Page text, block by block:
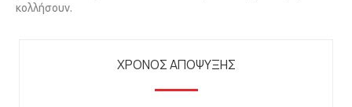
κολλήσουν.
ΧΡΟΝΟΣ ΑΠΟΨΥΞΗΣ